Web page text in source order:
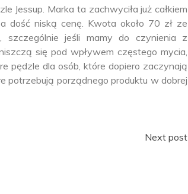
Jessup. Marka ta zachwyciła już całkiem
dość niską cenę. Kwota około 70 zł ze
jeśli mamy do czynienia z
się pod wpływem częstego mycia,
pędzle dla osób, które dopiero zaczynają
potrzebują porządnego produktu w dobrej
Next post